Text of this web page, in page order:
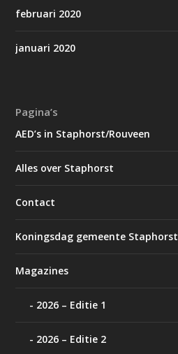
februari 2020
januari 2020
Pagina’s
AED’s in Staphorst/Rouveen
Alles over Staphorst
Contact
Koningsdag gemeente Staphorst
Magazines
2026 – Editie 1
2026 – Editie 2